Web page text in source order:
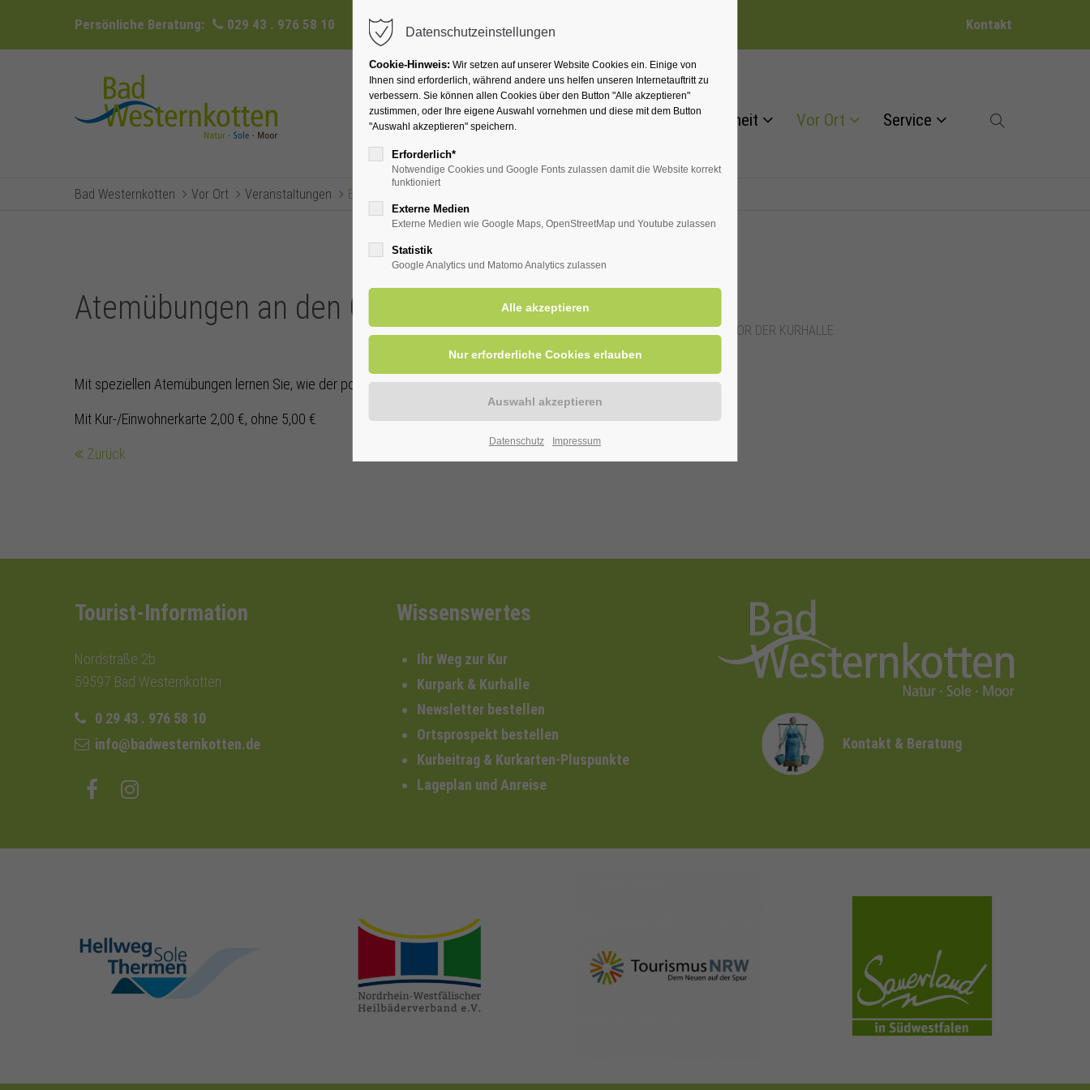
Persönliche Beratung: 029 43 . 976 58 10 info@badwesternkotten.de Kontakt
Ihr Heilbad Übernachten Für Ihre Gesundheit Vor Ort Service
Bad Westernkotten Vor Ort Veranstaltungen Eventsreader (Timeline)
Atemübungen an den Gradierwerken
ORT: TREFFPUNKT: VOR DER KURHALLE
Mit speziellen Atemübungen lernen Sie, wie der positive Effekt der gesunden Aerosole verstärkt werden kann
Mit Kur-/Einwohnerkarte 2,00 €, ohne 5,00 €
Zurück
Tourist-Information
Nordstraße 2b
59597 Bad Westernkotten
0 29 43 . 976 58 10
info@badwesternkotten.de
Wissenswertes
Ihr Weg zur Kur
Kurpark & Kurhalle
Newsletter bestellen
Ortsprospekt bestellen
Kurbeitrag & Kurkarten-Pluspunkte
Lageplan und Anreise
Kontakt & Beratung
hellweg-sole-
thermen.de
heilbaeder.de
nrw-tourismus.de sauerland.com
Datenschutzeinstellungen
Cookie-Hinweis: Wir setzen auf unserer Website Cookies ein. Einige von
Ihnen sind erforderlich, während andere uns helfen unseren Internetauftritt zu
verbessern. Sie können allen Cookies über den Button "Alle akzeptieren"
zustimmen, oder Ihre eigene Auswahl vornehmen und diese mit dem Button
"Auswahl akzeptieren" speichern.
Erforderlich*
Notwendige Cookies und Google Fonts zulassen damit die Website korrekt
funktioniert
Externe Medien
Externe Medien wie Google Maps, OpenStreetMap und Youtube zulassen
Statistik
Google Analytics und Matomo Analytics zulassen
Datenschutz Impressum